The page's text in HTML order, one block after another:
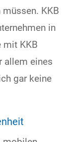
KKB
in
mit KKB
allem eines
gar keine